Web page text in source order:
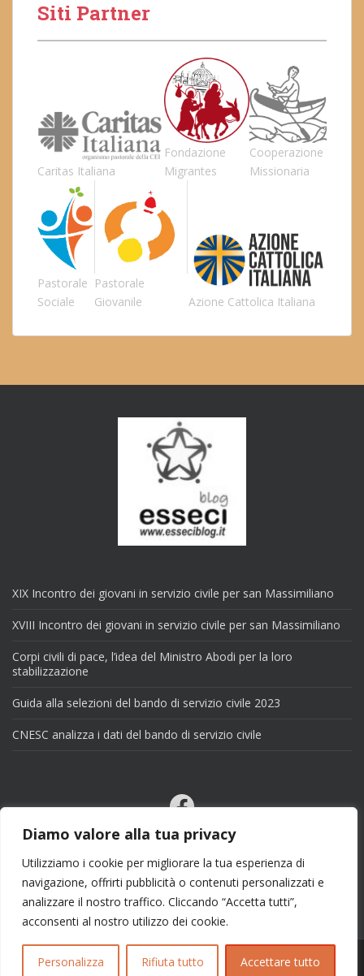
Diamo valore alla tua privacy
Utilizziamo i cookie per migliorare la tua esperienza di
navigazione, offrirti pubblicità o contenuti personalizzati e
analizzare il nostro traffico. Cliccando “Accetta tutti”,
acconsenti al nostro utilizzo dei cookie.
Personalizza Rifiuta tutto Accettare tutto
Siti Partner
Caritas Italiana
Fondazione
Migrantes
Cooperazione
Missionaria
Pastorale
Sociale
Pastorale
Giovanile
Azione Cattolica Italiana
XIX Incontro dei giovani in servizio civile per san Massimiliano
XVIII Incontro dei giovani in servizio civile per san Massimiliano
Corpi civili di pace, l’idea del Ministro Abodi per la loro
stabilizzazione
Guida alla selezioni del bando di servizio civile 2023
CNESC analizza i dati del bando di servizio civile
Facebook
Email
X
Copyright 2025 | info@esseciblog.it | Tema perColorlibDisegnato da